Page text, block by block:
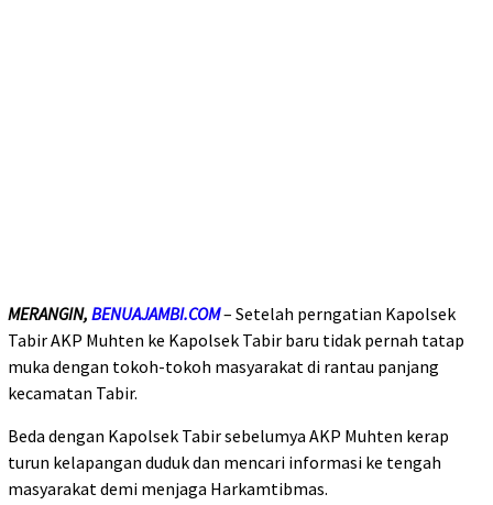
MERANGIN, BENUAJAMBI.COM– Setelah perngatian Kapolsek
Tabir AKP Muhten ke Kapolsek Tabir baru tidak pernah tatap
muka dengan tokoh-tokoh masyarakat di rantau panjang
kecamatan Tabir.
Beda dengan Kapolsek Tabir sebelumya AKP Muhten kerap
turun kelapangan duduk dan mencari informasi ke tengah
masyarakat demi menjaga Harkamtibmas.